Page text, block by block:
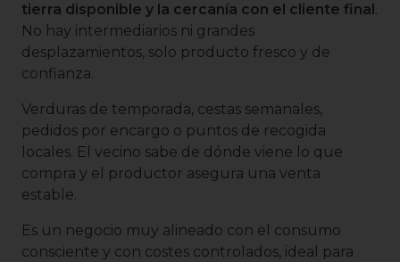
tierra disponible y la cercanía con el cliente final.
No hay intermediarios ni grandes
desplazamientos, solo producto fresco y de
confianza.
Verduras de temporada, cestas semanales,
pedidos por encargo o puntos de recogida
locales. El vecino sabe de dónde viene lo que
compra y el productor asegura una venta
estable.
Es un negocio muy alineado con el consumo
consciente y con costes controlados, ideal para